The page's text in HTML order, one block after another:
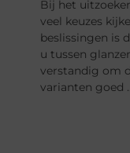
Bij het
veel keuzes
beslissingen is
u tussen
verstandig om
varianten goed